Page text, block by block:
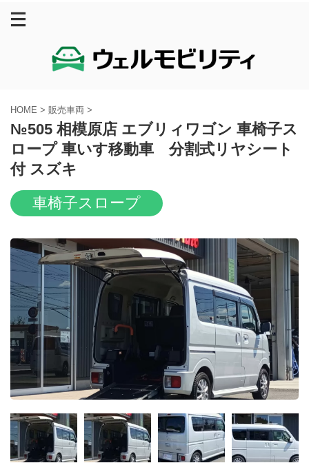
HOME > 販売車両 >
№505 相模原店 エブリィワゴン 車椅子ス
ロープ 車いす移動車 分割式リヤシート
付 スズキ
車椅子スロープ